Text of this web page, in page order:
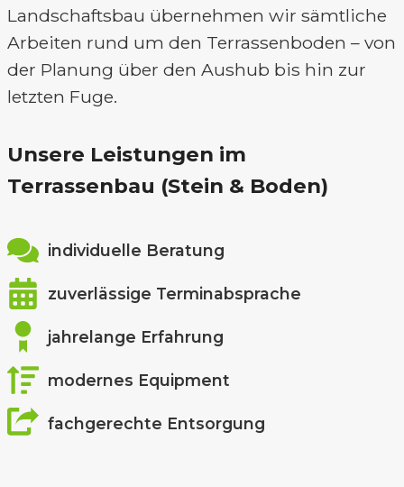
Landschaftsbau übernehmen wir sämtliche
Arbeiten rund um den Terrassenboden – von
der Planung über den Aushub bis hin zur
letzten Fuge.
Unsere Leistungen im
Terrassenbau (Stein & Boden)
individuelle Beratung
zuverlässige Terminabsprache
jahrelange Erfahrung
modernes Equipment
fachgerechte Entsorgung